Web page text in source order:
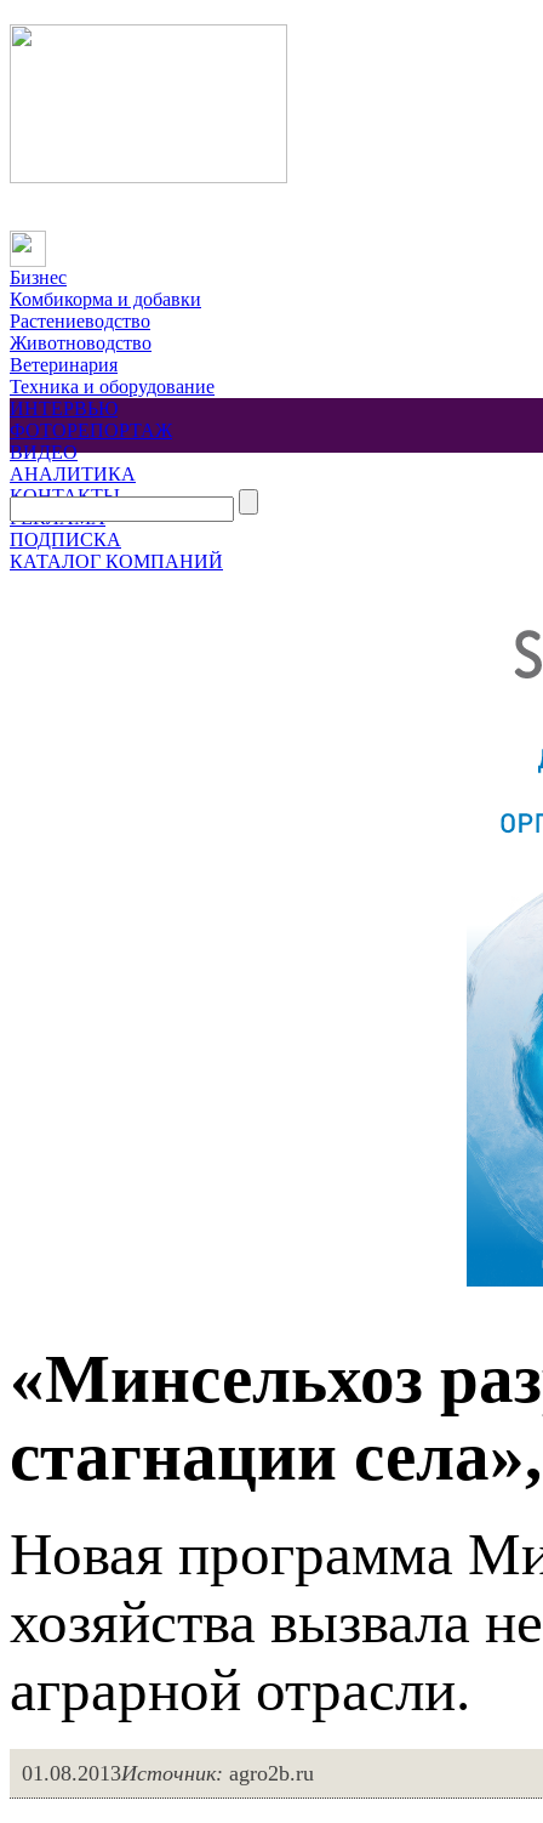
Бизнес
Комбикорма и добавки
Растениеводство
Животноводство
Ветеринария
Техника и оборудование
ИНТЕРВЬЮ
ФОТОРЕПОРТАЖ
ВИДЕО
АНАЛИТИКА
КОНТАКТЫ
РЕКЛАМА
ПОДПИСКА
КАТАЛОГ КОМПАНИЙ
«Минсельхоз
стагнации
Новая программа
хозяйства вызвала
аграрной отрасли.
01.08.2013Источник: agro2b.ru